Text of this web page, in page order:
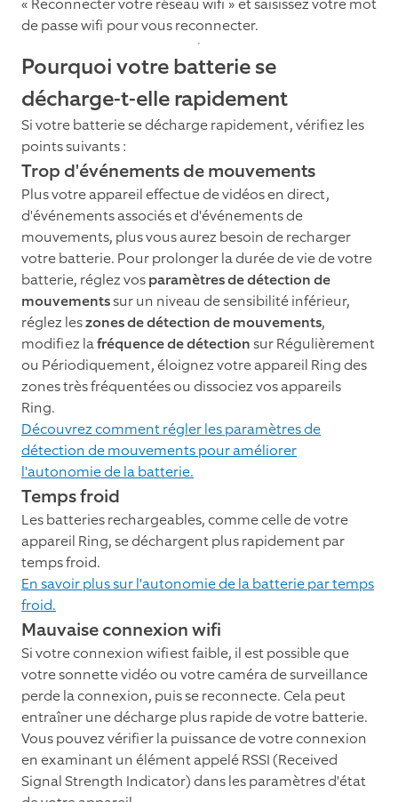
« Reconnecter votre réseau wifi » et saisissez votre mot
de passe wifi pour vous reconnecter.
Pourquoi votre batterie se
décharge-t-elle rapidement
Si votre batterie se décharge rapidement, vérifiez les
points suivants :
Trop d'événements de mouvements
Plus votre appareil effectue de vidéos en direct,
d'événements associés et d'événements de
mouvements, plus vous aurez besoin de recharger
votre batterie. Pour prolonger la durée de vie de votre
batterie, réglez vosparamètres de détection de
mouvementssur un niveau de sensibilité inférieur,
réglez leszones de détection de mouvements,
modifiez lafréquence de détectionsur Régulièrement
ou Périodiquement, éloignez votre appareil Ring des
zones très fréquentées ou dissociez vos appareils
Ring.
Découvrez comment régler les paramètres de
détection de mouvements pour améliorer
l'autonomie de la batterie.
Temps froid
Les batteries rechargeables, comme celle de votre
appareil Ring, se déchargent plus rapidement par
temps froid.
En savoir plus sur l'autonomie de la batterie par temps
froid.
Mauvaise connexion wifi
Si votre connexion wifiest faible, il est possible que
votre sonnette vidéo ou votre caméra de surveillance
perde la connexion, puis se reconnecte. Cela peut
entraîner une décharge plus rapide de votre batterie.
Vous pouvez vérifier la puissance de votre connexion
en examinant un élément appelé RSSI (Received
Signal Strength Indicator) dans les paramètres d'état